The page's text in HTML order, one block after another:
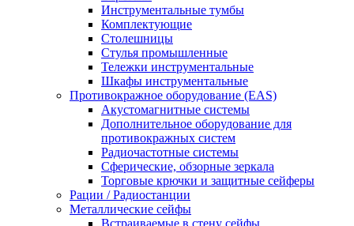
Инструментальные тумбы
Комплектующие
Столешницы
Стулья промышленные
Тележки инструментальные
Шкафы инструментальные
Противокражное оборудование (EAS)
Акустомагнитные системы
Дополнительное оборудование для
противокражных систем
Радиочастотные системы
Сферические, обзорные зеркала
Торговые крючки и защитные сейферы
Рации / Радиостанции
Металлические сейфы
Встраиваемые в стену сейфы